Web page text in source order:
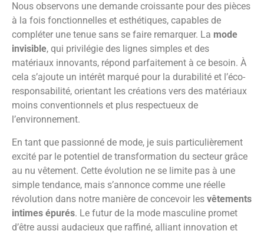
Nous observons une demande croissante pour des pièces
à la fois fonctionnelles et esthétiques, capables de
compléter une tenue sans se faire remarquer. La mode
invisible, qui privilégie des lignes simples et des
matériaux innovants, répond parfaitement à ce besoin. À
cela s’ajoute un intérêt marqué pour la durabilité et l’éco-
responsabilité, orientant les créations vers des matériaux
moins conventionnels et plus respectueux de
l’environnement.
En tant que passionné de mode, je suis particulièrement
excité par le potentiel de transformation du secteur grâce
au nu vêtement. Cette évolution ne se limite pas à une
simple tendance, mais s’annonce comme une réelle
révolution dans notre manière de concevoir les vêtements
intimes épurés. Le futur de la mode masculine promet
d’être aussi audacieux que raffiné, alliant innovation et